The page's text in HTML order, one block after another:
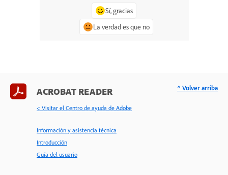
Sí, gracias
La verdad es que no
ACROBAT READER
< Visitar el Centro de ayuda de Adobe
Información y asistencia técnica
Introducción
Guía del usuario
^ Volver arriba